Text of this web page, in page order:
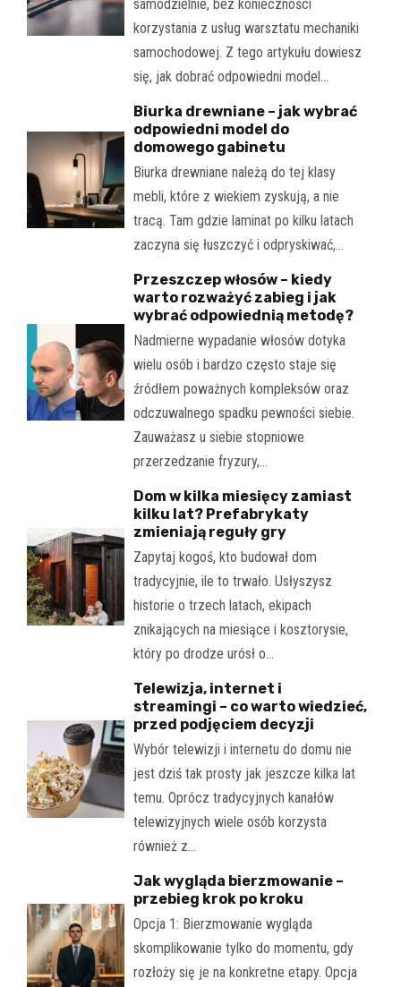
samodzielnie, bez konieczności
korzystania z usług warsztatu mechaniki
samochodowej. Z tego artykułu dowiesz
się, jak dobrać odpowiedni model…
Biurka drewniane – jak wybrać
odpowiedni model do
domowego gabinetu
Biurka drewniane należą do tej klasy
mebli, które z wiekiem zyskują, a nie
tracą. Tam gdzie laminat po kilku latach
zaczyna się łuszczyć i odpryskiwać,…
Przeszczep włosów – kiedy
warto rozważyć zabieg i jak
wybrać odpowiednią metodę?
Nadmierne wypadanie włosów dotyka
wielu osób i bardzo często staje się
źródłem poważnych kompleksów oraz
odczuwalnego spadku pewności siebie.
Zauważasz u siebie stopniowe
przerzedzanie fryzury,…
Dom w kilka miesięcy zamiast
kilku lat? Prefabrykaty
zmieniają reguły gry
Zapytaj kogoś, kto budował dom
tradycyjnie, ile to trwało. Usłyszysz
historie o trzech latach, ekipach
znikających na miesiące i kosztorysie,
który po drodze urósł o…
Telewizja, internet i
streamingi – co warto wiedzieć,
przed podjęciem decyzji
Wybór telewizji i internetu do domu nie
jest dziś tak prosty jak jeszcze kilka lat
temu. Oprócz tradycyjnych kanałów
telewizyjnych wiele osób korzysta
również z…
Jak wygląda bierzmowanie –
przebieg krok po kroku
Opcja 1: Bierzmowanie wygląda
skomplikowanie tylko do momentu, gdy
rozłoży się je na konkretne etapy. Opcja